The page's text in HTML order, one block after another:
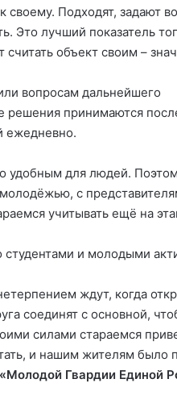
своему. Подходят, задают
Это лучший показатель
объект своим –
вопросам дальнейшего
решения принимаются
ежедневно.
удобным для людей.
с
учитывать ещё на
и молодыми
ждут, когда
соединят с основной,
силами стараемся
и нашим жителям было
Гвардии Единой